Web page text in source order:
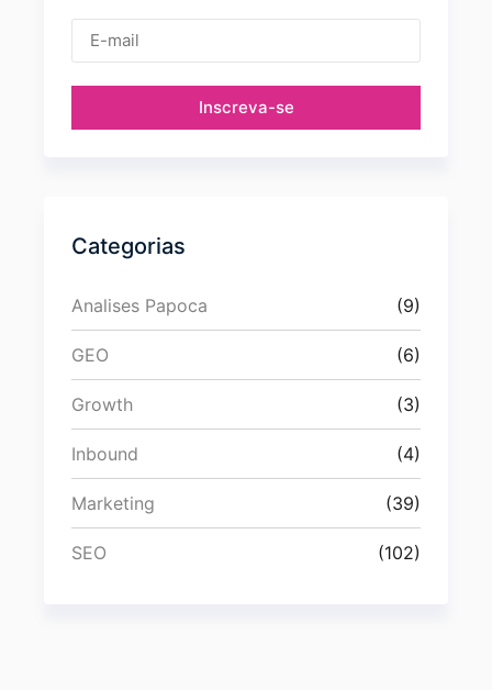
Inscreva-se
Categorias
Analises Papoca (9)
GEO (6)
Growth (3)
Inbound (4)
Marketing (39)
SEO (102)